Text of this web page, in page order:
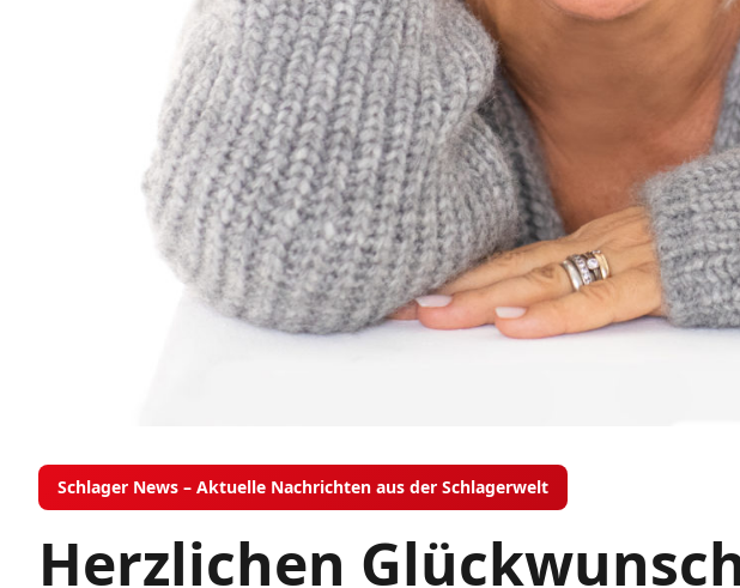
Schlager News – Aktuelle Nachrichten aus der Schlagerwelt
Herzlichen